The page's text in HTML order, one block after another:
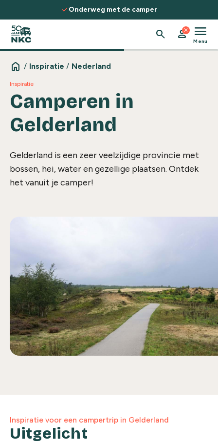
Spring naar de inhoud
checkOnderweg met de camper
search person
close menu
Menu
home / Inspiratie / Nederland
Inspiratie
Camperen in
Gelderland
Gelderland is een zeer veelzijdige provincie met
bossen, hei, water en gezellige plaatsen. Ontdek
het vanuit je camper!
Inspiratie voor een campertrip in Gelderland
Uitgelicht